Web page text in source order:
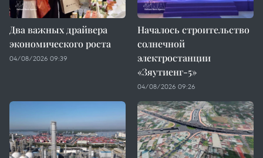
Два важных драйвера
экономического роста
04/08/2026 09:39
Началось строительство
солнечной
электростанции
«Зяутиенг-5»
04/08/2026 09:26